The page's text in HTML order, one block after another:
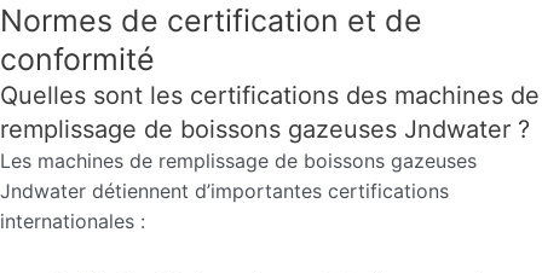
Normes de certification et de
conformité
Quelles sont les certifications des machines de
remplissage de boissons gazeuses Jndwater ?
Les machines de remplissage de boissons gazeuses
Jndwater détiennent d’importantes certifications
internationales :